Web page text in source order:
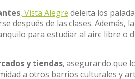
, Vista Alegre deleita los
después de las clases. Además,
para estudiar al aire libre o
y tiendas, asegurando que
a otros barrios culturales y